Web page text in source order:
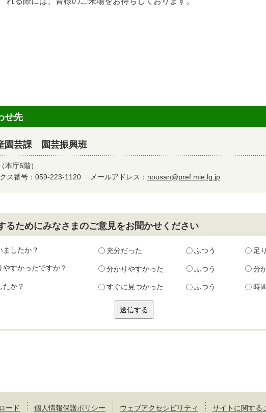
せ先
芸課 園芸振興班
本庁6階）
ス番号：059-223-1120 メールアドレス： nousan@pref.mie.lg.jp
るためにみなさまのご意見をお聞かせください
ましたか？ 充分だった ふつう 足
すかったですか？ 分かりやすかった ふつう 分
たか？ すぐに見つかった ふつう 時
ード 個人情報保護ポリシー ウェブアクセシビリティ サイトに関する